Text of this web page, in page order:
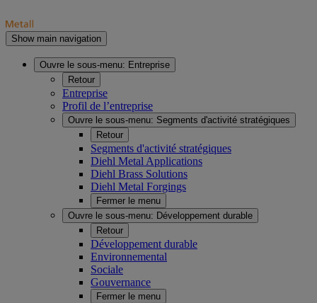
Show main navigation
Ouvre le sous-menu: Entreprise
Retour
Entreprise
Profil de l’entreprise
Ouvre le sous-menu: Segments d'activité stratégiques
Retour
Segments d'activité stratégiques
Diehl Metal Applications
Diehl Brass Solutions
Diehl Metal Forgings
Fermer le menu
Ouvre le sous-menu: Développement durable
Retour
Développement durable
Environnemental
Sociale
Gouvernance
Fermer le menu